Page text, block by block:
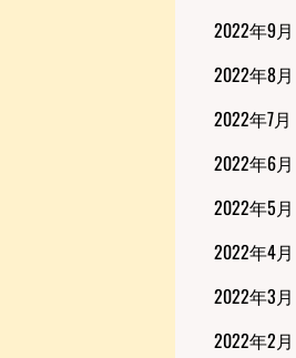
2022年9月
2022年8月
2022年7月
2022年6月
2022年5月
2022年4月
2022年3月
2022年2月